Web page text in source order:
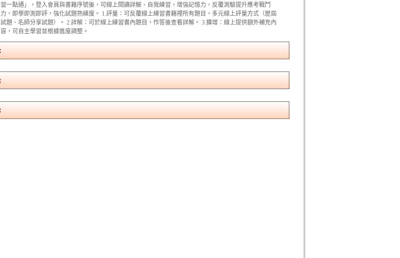
習一點通」，登入會員與書籍序號後，可線上閱讀詳解、自我練習，增強記憶力，反覆測驗提升應考戰鬥
力，即學即測即評，強化試題熟練度。 1.評量：可反覆線上練習書籍裡所有題目，多元線上評量方式（歷屆
試題、名師分享試題）。 2.詳解：可於線上練習書內題目，作答後查看詳解。 3.擴增：線上提供額外補充內
容，可自主學習並根據進度調整。